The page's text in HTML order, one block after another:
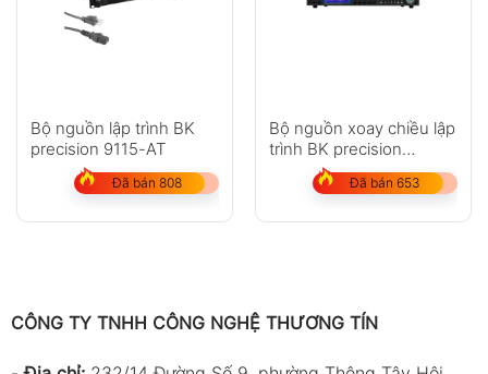
Bộ nguồn lập trình BK
precision 9115-AT
Đã bán 808
Bộ nguồn xoay chiều lập
trình BK precision
XLN30052-GL
Đã bán 653
CÔNG TY TNHH CÔNG NGHỆ THƯƠNG TÍN